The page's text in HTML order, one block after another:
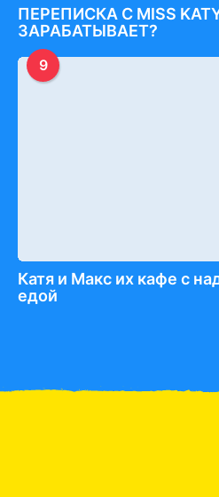
ПЕРЕПИСКА С MISS
ЗАРАБАТЫВАЕТ?
9
Катя и Макс их кафе с
едой